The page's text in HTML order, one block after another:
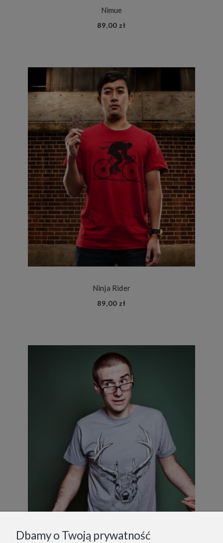
Nimue
89,00 zł
Ninja Rider
89,00 zł
Dbamy o Twoją prywatność